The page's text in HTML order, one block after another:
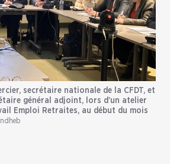
secrétaire nationale de la CFDT, et
général adjoint, lors d’un atelier
Emploi Retraites, au début du mois